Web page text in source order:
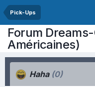
Pick-Ups
Forum
Américaines)
Haha (0)